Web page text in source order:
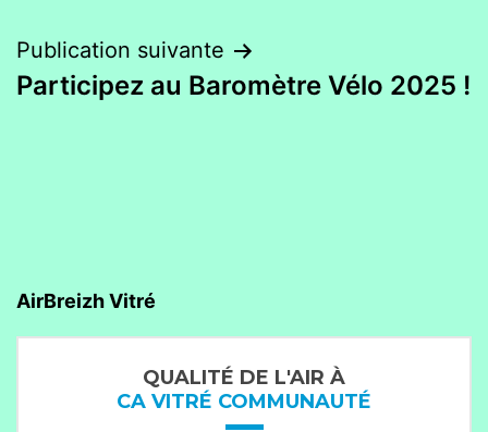
Publication suivante
Participez au Baromètre Vélo 2025 !
AirBreizh Vitré